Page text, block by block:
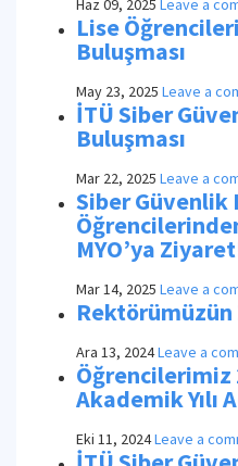
Haz 09, 2025 Leave a
Lise
Buluşması
May 23, 2025 Leave a
İTÜ Siber
Buluşması
Mar 22, 2025 Leave a
Siber Güvenlik
MYO’ya
Mar 14, 2025 Leave a
Ara 13, 2024Leave a
Öğrencilerimiz
Akademik Yılı
Eki 11, 2024Leave a